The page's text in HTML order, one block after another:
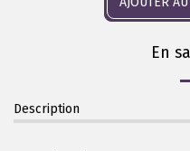
En
Description